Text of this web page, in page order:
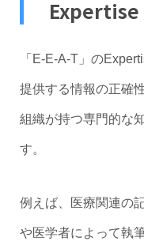
Expertise
「E-E-A-T」の
提供する情報の正確
組織が持つ専門的な
す。
例えば、医療関連の
や医学者によって執